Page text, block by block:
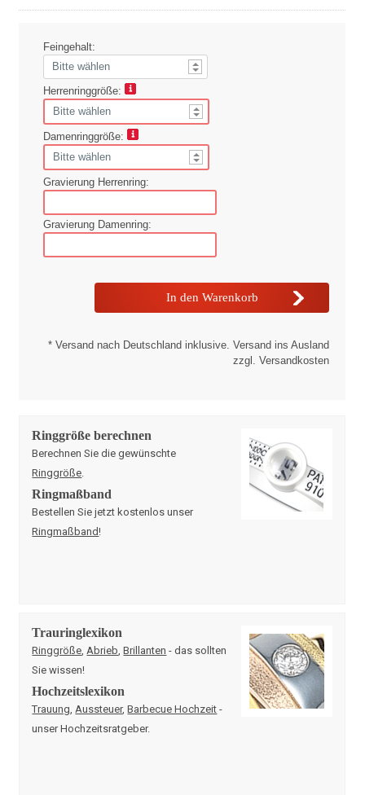
Feingehalt:
Herrenringgröße:
Damenringgröße:
Gravierung Herrenring:
Gravierung Damenring:
* Versand nach Deutschland inklusive. Versand ins Ausland
zzgl. Versandkosten
Ringgröße berechnen
Berechnen Sie die gewünschte
Ringgröße
Ringmaßband
Bestellen Sie jetzt kostenlos unser
Ringmaßband!
Trauringlexikon
Ringgröße Abrieb ,Brillanten - das sollten
Sie wissen!
Hochzeitslexikon
Trauung Aussteuer,Barbecue Hochzeit -
unser Hochzeitsratgeber.